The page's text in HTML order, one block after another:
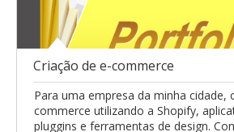
Criação de e-commerce
Para uma empresa da minha cidade,
commerce utilizando a Shopify,
pluggins e ferramentas de design.